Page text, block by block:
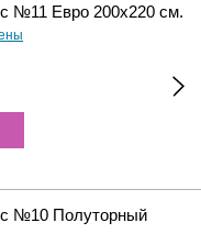
№11 Евро 200х220 см.
№10 Полуторный